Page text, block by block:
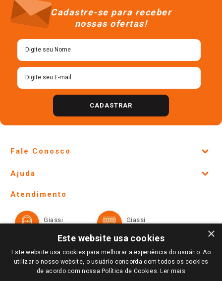
Cadastre-se para receber
nossas ofertas!
CADASTRAR
Fale Conosco
Lojas Físicas e Horários
Ofertas
Televendas
Notícias
Perguntas frequentes
Ajuda
Formas de Pagamento
Trocas e Devoluções
Atendimento
Giassi
Giassi
Redes Sociais
×
Este website usa cookies
Este website usa cookies para melhorar a experiência do usuário. Ao
utilizar o nosso website, o usuário concorda com todos os cookies
de acordo com nossa Política de Cookies. Ler mais